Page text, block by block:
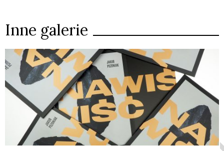
Inne galerie